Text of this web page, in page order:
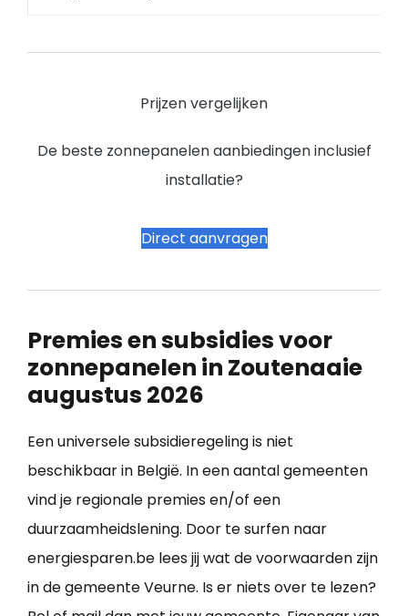
Prijzen vergelijken
De beste zonnepanelen aanbiedingen inclusief
installatie?
Direct aanvragen
Premies en subsidies voor
zonnepanelen in Zoutenaaie
augustus 2026
Een universele subsidieregeling is niet
beschikbaar in België. In een aantal gemeenten
vind je regionale premies en/of een
duurzaamheidslening. Door te surfen naar
energiesparen.be lees jij wat de voorwaarden zijn
in de gemeente Veurne. Is er niets over te lezen?